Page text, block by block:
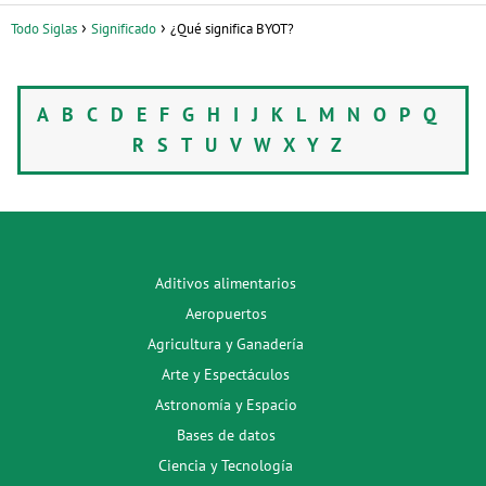
Todo Siglas Significado ¿Qué significa BYOT?
A B C D E F G H IJ K L M N O P Q
R S T U V W X Y Z
Aditivos alimentarios
Aeropuertos
Agricultura y Ganadería
Arte y Espectáculos
Astronomía y Espacio
Bases de datos
Ciencia y Tecnología